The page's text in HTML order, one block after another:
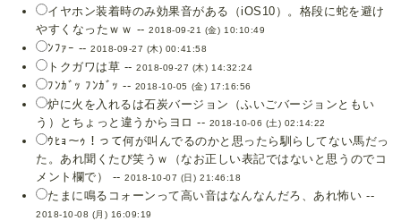
イヤホン装着時のみ効果音がある（iOS10）。格段に蛇を避け
やすくなったｗｗ --2018-09-21 (金) 10:10:49
ﾝﾌｧｰ --2018-09-27 (木) 00:41:58
トクガワは草 --2018-09-27 (木) 14:32:24
ﾌﾝｶﾞｯ ﾌﾝｶﾞｯ -- 2018-10-05 (金) 17:16:56
炉に火を入れるは石炭バージョン（ふいごバージョンともい
う）とちょっと違うからヨロ -- 2018-10-06 (土) 02:14:22
ｳﾋｮ～ｩ！って何が叫んでるのかと思ったら馴らしてない馬だっ
た。あれ聞くたび笑うｗ（なお正しい表記ではないと思うのでコ
メント欄で） --2018-10-07 (日) 21:46:18
たまに鳴るコォーンって高い音はなんなんだろ、あれ怖い --
2018-10-08 (月) 16:09:19